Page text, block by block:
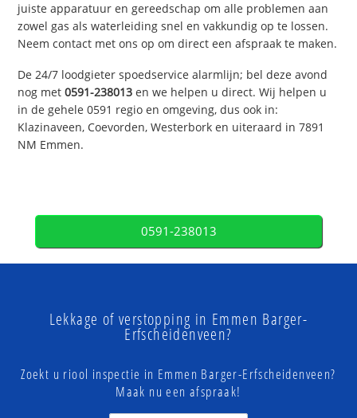
juiste apparatuur en gereedschap om alle problemen aan
zowel gas als waterleiding snel en vakkundig op te lossen.
Neem contact met ons op om direct een afspraak te maken.
De 24/7 loodgieter spoedservice alarmlijn; bel deze avond
nog met0591-238013 en we helpen u direct. Wij helpen u
in de gehele 0591 regio en omgeving, dus ook in:
Klazinaveen, Coevorden, Westerbork en uiteraard in 7891
NM Emmen.
0591-238013
Lekkage of verstopping in Emmen Barger-
Erfscheidenveen?
Zoekt u riool inspectie in Emmen Barger-Erfscheidenveen?
Maak nu een afspraak!